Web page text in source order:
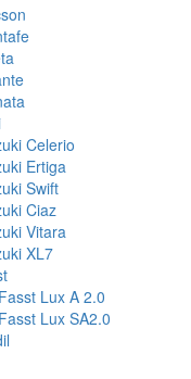
Celerio
Ertiga
Swift
Ciaz
Vitara
XL7
Lux A 2.0
Lux SA2.0